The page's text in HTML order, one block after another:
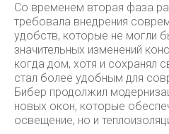
Со временем вторая фаза
требовала внедрения
удобств, которые не могли
значительных изменений
когда дом, хотя и сохранял
стал более удобным для
Бибер продолжил
новых окон, которые
освещение, но и